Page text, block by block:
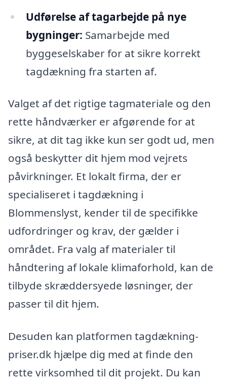
Udførelse af tagarbejde på nye
bygninger: Samarbejde med
byggeselskaber for at sikre korrekt
tagdækning fra starten af.
Valget af det rigtige tagmateriale og den
rette håndværker er afgørende for at
sikre, at dit tag ikke kun ser godt ud, men
også beskytter dit hjem mod vejrets
påvirkninger. Et lokalt firma, der er
specialiseret i tagdækning i
Blommenslyst, kender til de specifikke
udfordringer og krav, der gælder i
området. Fra valg af materialer til
håndtering af lokale klimaforhold, kan de
tilbyde skræddersyede løsninger, der
passer til dit hjem.
Desuden kan platformen tagdækning-
priser.dk hjælpe dig med at finde den
rette virksomhed til dit projekt. Du kan